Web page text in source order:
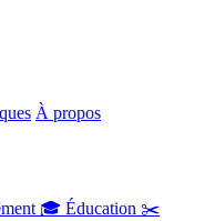
À propos
🎓 Éducation ✂️